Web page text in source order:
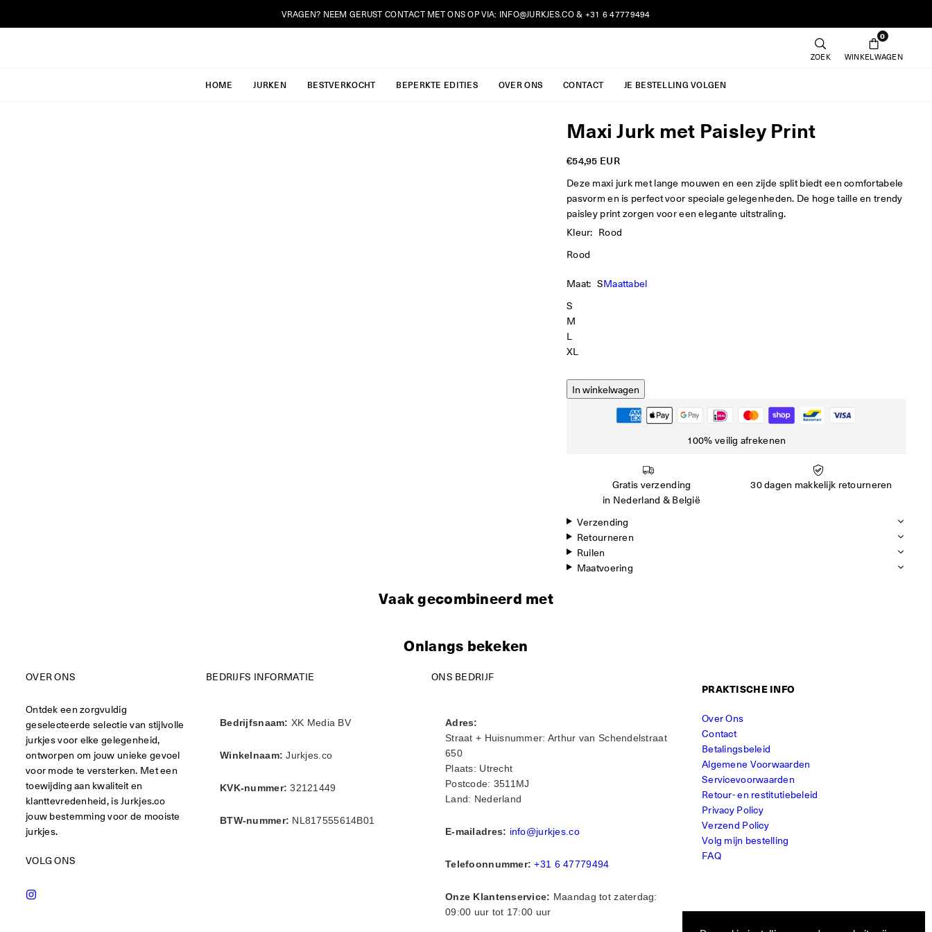
VRAGEN? NEEM GERUST CONTACT MET ONS OP VIA: INFO@JURKJES.CO& +31 6 47779494
ZOEK
0
WINKELWAGEN
HOME JURKEN BESTVERKOCHT BEPERKTE EDITIES OVER ONS CONTACT JE BESTELLING VOLGEN
Maxi Jurk met Paisley Print
Reguliere
prijs
€54,95 EUR
Deze maxi jurk met lange mouwen en een zijde split biedt een comfortabele
pasvorm en is perfect voor speciale gelegenheden. De hoge taille en trendy
paisley print zorgen voor een elegante uitstraling.
Kleur: Rood
Rood
Maat: SMaattabel
S
M
L
XL
In winkelwagen
100% veilig afrekenen
Gratis verzending
in Nederland & België
30 dagen makkelijk retourneren
Verzending
Retourneren
Ruilen
Maatvoering
Vaak gecombineerd met
Onlangs bekeken
OVER ONS
Ontdek een zorgvuldig
geselecteerde selectie van stijlvolle
jurkjes voor elke gelegenheid,
ontworpen om jouw unieke gevoel
voor mode te versterken. Met een
toewijding aan kwaliteit en
klanttevredenheid, is Jurkjes.co
jouw bestemming voor de mooiste
jurkjes.
VOLG ONS
BEDRIJFS INFORMATIE
Bedrijfsnaam: XK Media BV
Winkelnaam: Jurkjes.co
KVK-nummer: 32121449
BTW-nummer: NL817555614B01
ONS BEDRIJF
Adres:
Straat + Huisnummer: Arthur van Schendelstraat
650
Plaats: Utrecht
Postcode: 3511MJ
Land: Nederland
E-mailadres: info@jurkjes.co
Telefoonnummer: +31 6 47779494
Onze Klantenservice: Maandag tot zaterdag:
09:00 uur tot 17:00 uur
PRAKTISCHE INFO
Over Ons
Contact
Betalingsbeleid
Algemene Voorwaarden
Servicevoorwaarden
Retour- en restitutiebeleid
Privacy Policy
Verzend Policy
Volg mijn bestelling
FAQ